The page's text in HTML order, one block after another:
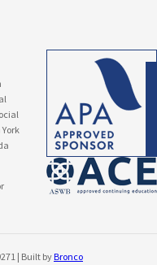
| Built by Bronco